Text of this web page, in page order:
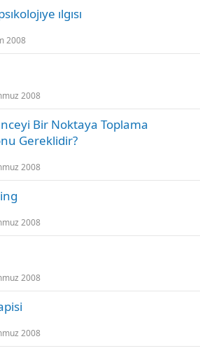
ılgısı
2008
2008
Bir Noktaya Toplama
Gereklidir?
2008
2008
2008
2008